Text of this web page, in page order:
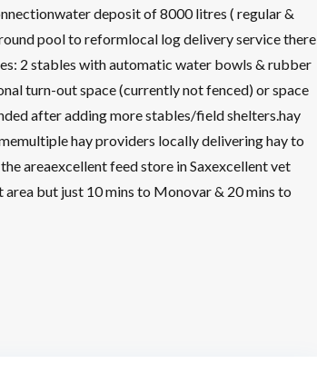
deposit of 8000 litres ( regular &
pool to reformlocal log delivery service there
2 stables with automatic water bowls & rubber
turn-out space (currently not fenced) or space
after adding more stables/field shelters.hay
hay providers locally delivering hay to
areaexcellent feed store in Saxexcellent vet
but just 10 mins to Monovar & 20 mins to